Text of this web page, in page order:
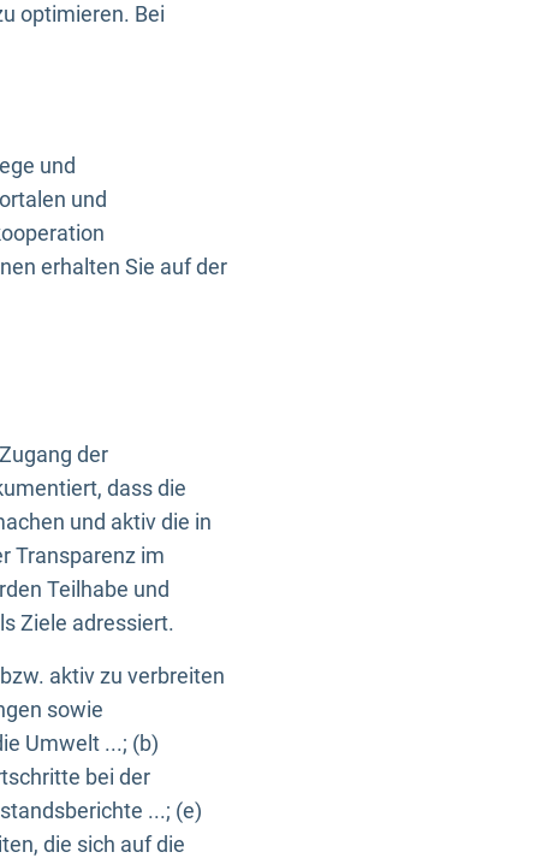
optimieren. Bei
und
und
erhalten Sie auf der
der
dass die
und aktiv die in
Transparenz im
Teilhabe und
Ziele adressiert.
aktiv zu verbreiten
sowie
Umwelt ...; (b)
bei der
...; (e)
die sich auf die